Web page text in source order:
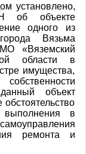
установлено,
об объекте
одного из
Вязьма
«Вяземский
области в
имущества,
объект
обстоятельство
выполнения в
ремонта и